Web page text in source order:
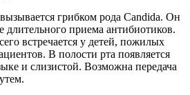
грибком рода Candida. Он
длительного приема антибиотиков.
встречается у детей, пожилых
В полости рта появляется
и слизистой. Возможна передача